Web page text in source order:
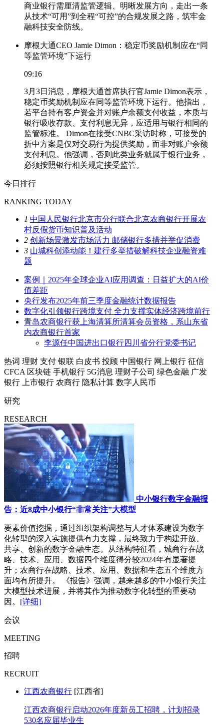
商业银行需厘清监管逻辑、明晰发展方向，走出一条
从技术“可用”到全程“可控”的合规发展之路，筑牢金
融科技安全防线。
摩根大通CEO Jamie Dimon：稳定币奖励机制应在“同
等监管环境”下运行
09:16
3月3日消息，摩根大通首席执行官Jamie Dimon表示，
稳定币奖励机制应在同等监管环境下运行。他指出，
若平台持有客户资金并对账户余额支付收益，本质与
银行吸收存款、支付利息无异，应适用与银行相同的
监管标准。 Dimon在接受CNBC采访时称，可接受的
折中方案是仅对交易行为提供奖励，而非对账户余额
支付利息。他强调，否则此类业务就属于银行业务，
必须按照银行相关规定接受监管。
今日排行
RANKING TODAY
1 中国人民银行北京市分行联合北京农商银行开展农
村反假货币知识普及活动
2 创新场景激发市场活力 邮储银行多措并举促消费
3 山城科创添动能！建行多举措破解科技企业融资难
题
案例｜2025年全球企业AI应用调查：日益扩大的AI价
值差距
央行发布2025年前三季度金融统计数据报告
数字化引领银行跨境支付 全力支撑实体经济跨境前行
青岛农商银行获上海清算所清算会员资格，系山东省
内农商银行首家
李源任中国进出口银行四川省分行党委书记
热词 理财 支付 银联 白皮书 投顾 中国银行 网上银行 征信
CFCA 区块链 手机银行 5G消息 理财子公司 绿色金融 广发
银行
上市银行 农商行 隐私计算 数字人民币
研究
RESEARCH
中小银行数字金融报
告：近8成中小银行“非常关注”大模型
要素价值挖掘，通过组织架构调整与人才体系建设为数字
化转型的深入实施提供有力支撑，最终致力于构建开放、
共享、创新的数字金融生态。从结构特征看，城商行在战
略、技术、应用、数据四个维度得分较2024年有显著提
升；农商行在战略、技术、应用、数据和生态五个维度方
面均有所提升。 《报告》强调，越来越多的中小银行关注
大模型技术进展，并将其作为推动数字化转型的重要动
因。 [详细]
会议
MEETING
招聘
RECRUIT
江西农商银行 [江西省]
江西农商银行启动2026年度新员工招聘，计划招录
530名应届毕业生